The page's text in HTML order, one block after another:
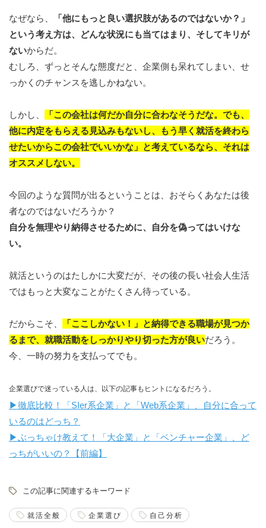
なぜなら、
「他にもっと良い選択肢があるのではないか？」
という考え方は、どんな状況にも当てはまり、そしてキリが
ないからだ。
むしろ、ずっとそんな態度だと、企業側も呆れてしまい、せ
っかくのチャンスを逃しかねない。
しかし、
「この会社は何だか自分に合わなそうだな。でも、
他に内定をもらえる見込みもないし、もう早く就活を終わら
せたいからこの会社でいいかな」と考えているなら、それは
オススメしない。
今回のような質問が出るということは、おそらくあなたは後
者なのではないだろうか？
自分を無理やり納得させるために、自分を偽ってはいけな
い。
就活というのはたしかに大変だが、その後の長い社会人生活
ではもっと大変なことがたくさん待っている。
だからこそ、
「ここしかない！」と納得できる職場が見つか
るまで、就職活動をしっかりやり切った方が良いだろう。
今、一時の努力を支払ってでも。
企業選びで迷っている人は、以下の記事もヒントになるだろう。
▶︎徹底比較！「SIer系企業」と「Web系企業」、自分に合って
いるのはどっち？
▶︎ぶっちゃけ教えて！「大企業」と「ベンチャー企業」、ど
っちがいいの？【前編】
この記事に関連するキーワード
就活全般 企業選び 自己分析